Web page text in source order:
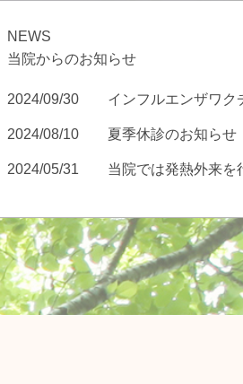
NEWS
当院からのお知らせ
2024/09/30
2024/08/10 夏季休診のお知らせ
2024/05/31 当院では発熱外来を